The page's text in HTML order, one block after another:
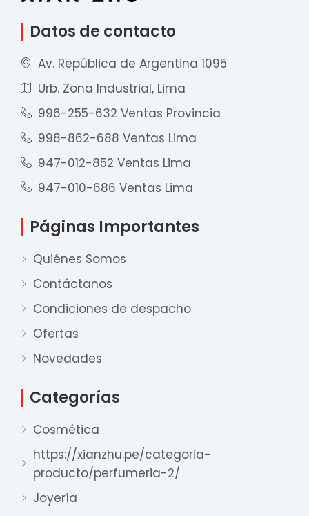
Datos de contacto
Av. República de Argentina 1095
Urb. Zona Industrial, Lima
996-255-632 Ventas Provincia
998-862-688 Ventas Lima
947-012-852 Ventas Lima
947-010-686 Ventas Lima
Páginas Importantes
Quiénes Somos
Contáctanos
Condiciones de despacho
Ofertas
Novedades
Categorías
Cosmética
https://xianzhu.pe/categoria-
producto/perfumeria-2/
Joyería
para responder a sus preguntas. ¡Lo
Disponible
Ventas Lima 1